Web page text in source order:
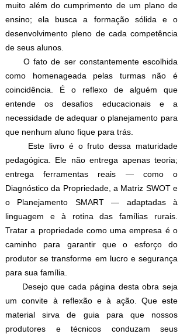
muito além do cumprimento de um plano de
ensino; ela busca a formação sólida e o
desenvolvimento pleno de cada competência
de seus alunos.
O fato de ser constantemente escolhida
como homenageada pelas turmas não é
coincidência. É o reflexo de alguém que
entende os desafios educacionais e a
necessidade de adequar o planejamento para
que nenhum aluno fique para trás.
Este livro é o fruto dessa maturidade
pedagógica. Ele não entrega apenas teoria;
entrega ferramentas reais — como o
Diagnóstico da Propriedade, a Matriz SWOT e
o Planejamento SMART — adaptadas à
linguagem e à rotina das famílias rurais.
Tratar a propriedade como uma empresa é o
caminho para garantir que o esforço do
produtor se transforme em lucro e segurança
para sua família.
Desejo que cada página desta obra seja
um convite à reflexão e à ação. Que este
material sirva de guia para que nossos
produtores e técnicos conduzam seus